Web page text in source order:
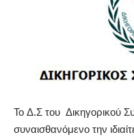
Το Δ.Σ του Δικηγορικού
συναισθανόμενο την